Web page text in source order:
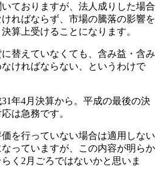
ておりますが、法人成りした場合
ればならず、市場の騰落の影響を
算上受けることになります。
替えていなくても、含み益・含み
ければならない、というわけで
年4月決算から。平成の最後の決
は急務です。
を行っていない場合は適用しない
っていますが、この内容が明らか
く2月ごろではないかと思いま